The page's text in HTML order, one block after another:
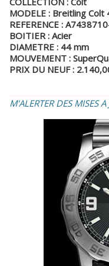
MODELE : Breitling Colt
REFERENCE :
BOITIER : Acier
DIAMETRE : 44 mm
MOUVEMENT :
PRIX DU NEUF :
M'ALERTER DES MISES